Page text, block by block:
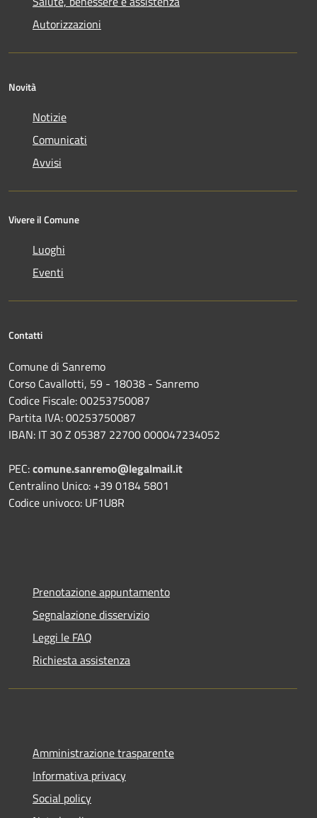
Autorizzazioni
Novità
Notizie
Comunicati
Avvisi
Vivere il Comune
Luoghi
Eventi
Contatti
Comune di Sanremo
Corso Cavallotti, 59 - 18038 - Sanremo
Codice Fiscale: 00253750087
Partita IVA: 00253750087
IBAN: IT 30 Z 05387 22700 000047234052
PEC:comune.sanremo@legalmail.it
Centralino Unico: +39 0184 5801
Codice univoco: UF1U8R
Prenotazione appuntamento
Segnalazione disservizio
Leggi le FAQ
Richiesta assistenza
Amministrazione trasparente
Informativa privacy
Social policy